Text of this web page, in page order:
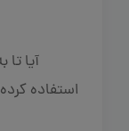
آیا تا
استفاده